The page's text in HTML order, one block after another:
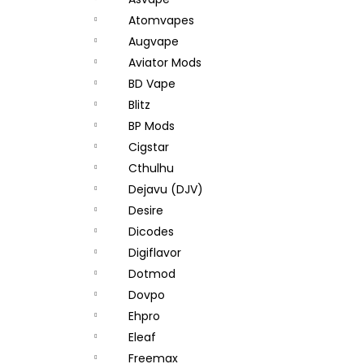
Atomvapes
Augvape
Aviator Mods
BD Vape
Blitz
BP Mods
Cigstar
Cthulhu
Dejavu (DJV)
Desire
Dicodes
Digiflavor
Dotmod
Dovpo
Ehpro
Eleaf
Freemax
JOYETECH BF SS316 ATOMIZER 0,6OHM
48 Kč